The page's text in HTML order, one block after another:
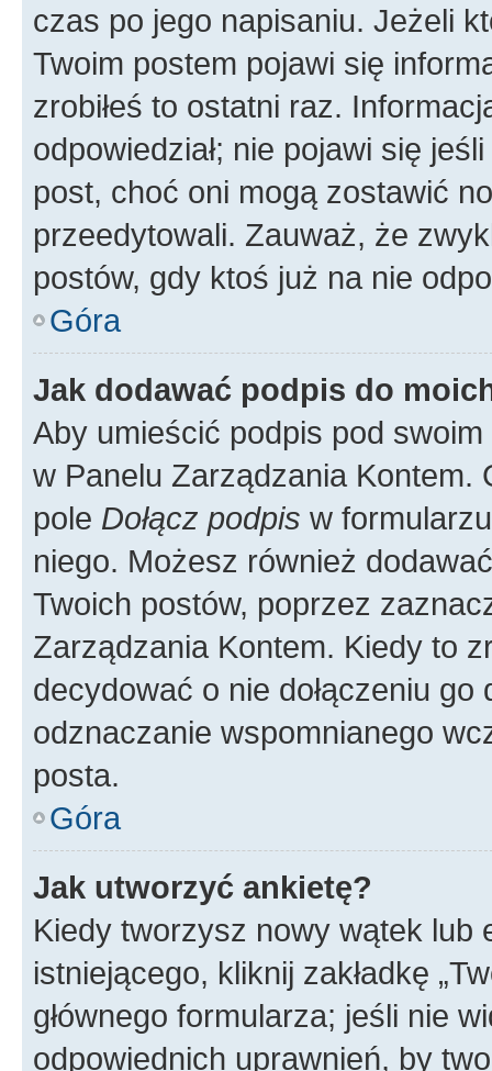
czas po jego napisaniu. Jeżeli
Twoim postem pojawi się
zrobiłeś to ostatni raz.
odpowiedział; nie pojawi się
post, choć oni mogą zostawić
przeedytowali. Zauważ, że
postów, gdy ktoś już na nie
Góra
Jak dodawać podpis do
Aby umieścić podpis pod
w Panelu Zarządzania
pole Dołącz podpis w
niego. Możesz również
Twoich postów, poprzez
Zarządzania Kontem. Kiedy to
decydować o nie dołączeniu
odznaczanie wspomnianego
posta.
Góra
Jak utworzyć ankietę?
Kiedy tworzysz nowy wątek lub
istniejącego, kliknij zakładkę
głównego formularza; jeśli nie
odpowiednich uprawnień, by